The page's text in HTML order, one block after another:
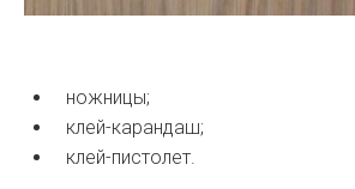
ножницы;
клей-карандаш;
клей-пистолет.